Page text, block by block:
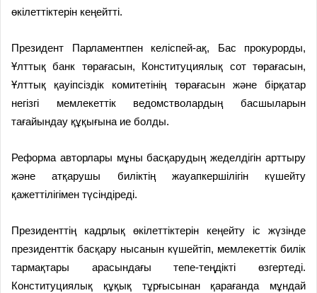
өкілеттіктерін кеңейтті.
Президент Парламентпен келіспей-ақ, Бас прокурорды,
Ұлттық банк төрағасын, Конституциялық сот төрағасын,
Ұлттық қауіпсіздік комитетінің төрағасын және бірқатар
негізгі мемлекеттік ведомстволардың басшыларын
тағайындау құқығына ие болды.
Реформа авторлары мұны басқарудың жеделдігін арттыру
және атқарушы биліктің жауапкершілігін күшейту
қажеттілігімен түсіндіреді.
Президенттің кадрлық өкілеттіктерін кеңейту іс жүзінде
президенттік басқару нысанын күшейтіп, мемлекеттік билік
тармақтары арасындағы тепе-теңдікті өзгертеді.
Конституциялық құқық тұрғысынан қарағанда мұндай